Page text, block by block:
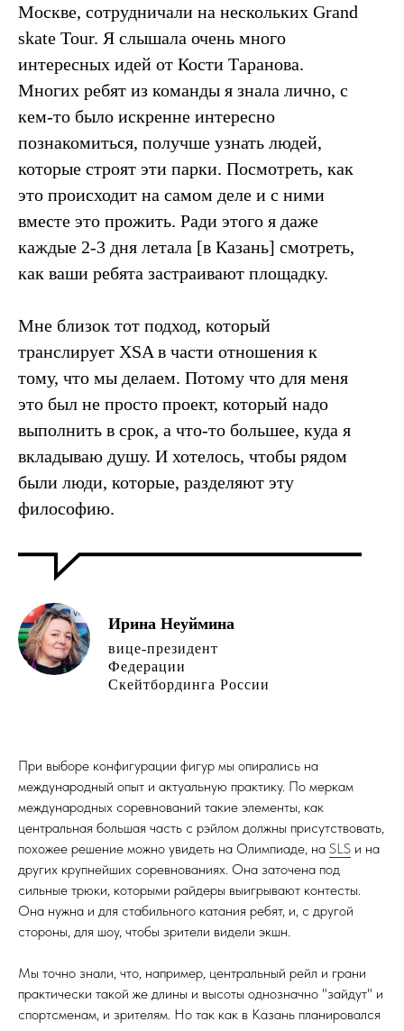
Москве, сотрудничали на нескольких Grand
skate Tour. Я слышала очень много
интересных идей от Кости Таранова.
Многих ребят из команды я знала лично, с
кем-то было искренне интересно
познакомиться, получше узнать людей,
которые строят эти парки. Посмотреть, как
это происходит на самом деле и с ними
вместе это прожить. Ради этого я даже
каждые 2-3 дня летала [в Казань] смотреть,
как ваши ребята застраивают площадку.
Мне близок тот подход, который
транслирует XSA в части отношения к
тому, что мы делаем. Потому что для меня
это был не просто проект, который надо
выполнить в срок, а что-то большее, куда я
вкладываю душу. И хотелось, чтобы рядом
были люди, которые, разделяют эту
философию.
Ирина Неуймина
вице-президент
Федерации
Скейтбординга России
При выборе конфигурации фигур мы опирались на
международный опыт и актуальную практику. По меркам
международных соревнований такие элементы, как
центральная большая часть с рэйлом должны присутствовать,
похожее решение можно увидеть на Олимпиаде, на SLS и на
других крупнейших соревнованиях. Она заточена под
сильные трюки, которыми райдеры выигрывают контесты.
Она нужна и для стабильного катания ребят, и, с другой
стороны, для шоу, чтобы зрители видели экшн.
Мы точно знали, что, например, центральный рейл и грани
практически такой же длины и высоты однозначно "зайдут" и
спортсменам, и зрителям. Но так как в Казань планировался